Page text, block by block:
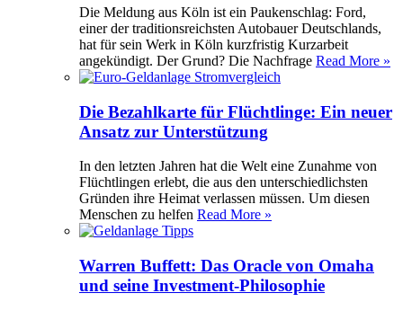
Die Meldung aus Köln ist ein Paukenschlag: Ford,
einer der traditionsreichsten Autobauer Deutschlands,
hat für sein Werk in Köln kurzfristig Kurzarbeit
angekündigt. Der Grund? Die Nachfrage Read More »
Die Bezahlkarte für Flüchtlinge: Ein neuer
Ansatz zur Unterstützung
In den letzten Jahren hat die Welt eine Zunahme von
Flüchtlingen erlebt, die aus den unterschiedlichsten
Gründen ihre Heimat verlassen müssen. Um diesen
Menschen zu helfen Read More »
Warren Buffett: Das Oracle von Omaha
und seine Investment-Philosophie